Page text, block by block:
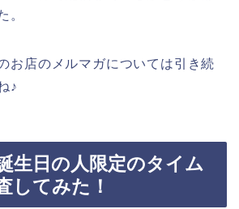
。
お店のメルマガについては引き続
♪
生日の人限定のタイム
してみた！